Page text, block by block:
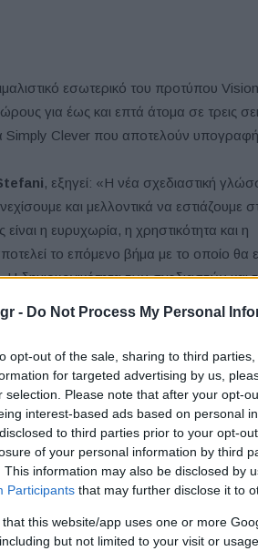
- Do Not Process My Personal
opt-out of the sale, sharing to third
for targeted advertising by us,
selection. Please note that after your opt-
interest-based ads based on personal
to third parties prior to your opt-
of your personal information by third
This information may also be disclosed by
Participants that may further disclose it to
that this website/app uses one or more
but not limited to your visit or
εσωτερικό του προτύπου
για έως και επτά άτομα σε τρεις
Simply Clever που αποτελούν
, εξηγεί: «Η νέα σχεδιαστική
και μελλοντικά να εστιάζουμε
η ευρυχωρία, η χρηστικότητα και η
το επόμενο βήμα με το οποίο θα
δημιουργικότητα των σχεδιαστών και
εσωτερικού και τα νέα λειτουργικά
Οι σκόπιμα μινιμαλιστικές
στο εσωτερικό».
συμμετρική σχεδίαση με
στις πόρτες, ενισχύοντας την
τον χειρισμό της οθόνης αφής και
έχουν ενσωματωθεί και στο
και στα πάνελ κάθε πόρτας.